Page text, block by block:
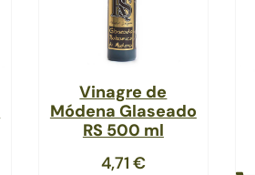
Vinagre de
Módena Glaseado
RS 500 ml
4,71 €